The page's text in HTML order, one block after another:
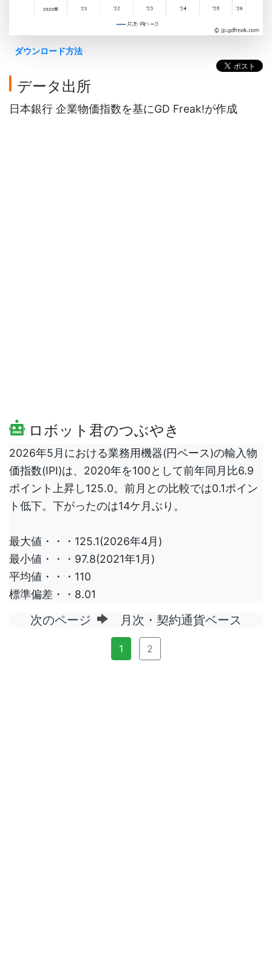
ダウンロード方法
データ出所
日本銀行 企業物価指数を基にGD Freak!が作成
ロボット君のつぶやき
2026年5月における業務用機器(円ベース)の輸入物
価指数(IPI)は、2020年を100として前年同月比6.9
ポイント上昇し125.0。前月との比較では0.1ポイン
ト低下。下がったのは14ケ月ぶり。
最大値・・・125.1(2026年4月)
最小値・・・97.8(2021年1月)
平均値・・・110
標準偏差・・8.01
次のページ 月次・契約通貨ベース
1 2